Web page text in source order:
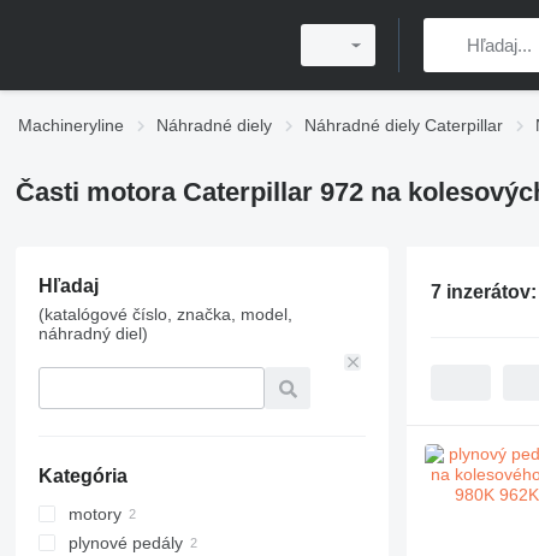
Machineryline Náhradné diely Náhradné diely Caterpillar
Časti motora Caterpillar 972 na
Hľadaj
(katalógové číslo, značka, model,
náhradný diel)
Kategória
motory
plynové pedály
7 inzerátov: